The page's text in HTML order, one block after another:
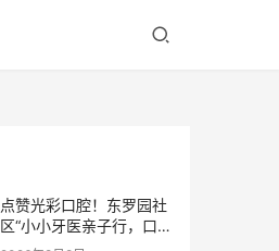
点赞光彩口腔！东罗园社
区“小小牙医亲子行，口腔
健康伴成长”亲子活动